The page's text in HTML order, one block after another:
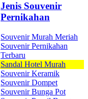
Jenis Souvenir
Pernikahan
Souvenir Murah Meriah
Souvenir Pernikahan
Terbaru
Sandal Hotel Murah
Souvenir Keramik
Souvenir Dompet
Souvenir Bunga Pot